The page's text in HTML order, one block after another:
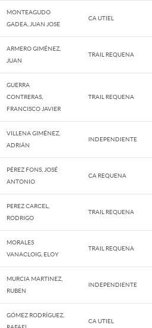
MONTEAGUDO
GADEA, JUAN JOSE
CA UTIEL
ARMERO GIMÉNEZ,
JUAN
TRAIL REQUENA
GUERRA
CONTRERAS,
FRANCISCO JAVIER
TRAIL REQUENA
VILLENA GIMÉNEZ,
ADRIÁN
INDEPENDIENTE
PÉREZ FONS, JOSÉ
ANTONIO
CA REQUENA
PEREZ CARCEL,
RODRIGO
TRAIL REQUENA
MORALES
VANACLOIG, ELOY
TRAIL REQUENA
MURCIA MARTINEZ,
RUBEN
INDEPENDIENTE
GÓMEZ RODRÍGUEZ,
CA UTIEL